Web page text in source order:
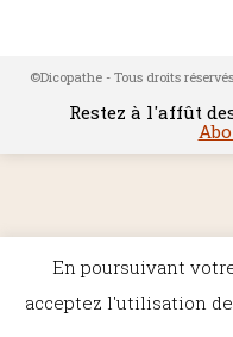
©Dicopathe - Tous droits
Restez à l'affût
En poursuivant
acceptez l'utilisation